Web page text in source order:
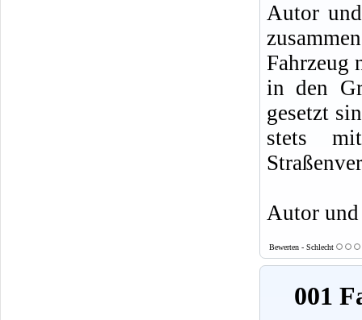
Autor
Fahrzeug
in den
gesetzt
stets
Autor
Bewerten - Schlecht
001